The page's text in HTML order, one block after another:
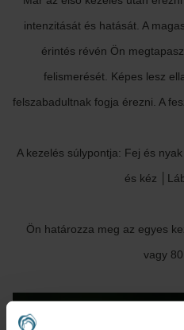
intenzitását és hatását. A
érintés révén Ön
felismerését. Képes lesz
felszabadultnak fogja érezni. A
A kezelés súlypontja: Fej és
és kéz
Ön határozza meg az egyes
vagy 80